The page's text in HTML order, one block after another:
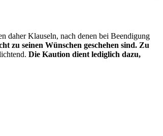
daher Klauseln, nach denen bei Beendigung
zu seinen Wünschen geschehen sind. Zu
Die Kaution dient lediglich dazu,